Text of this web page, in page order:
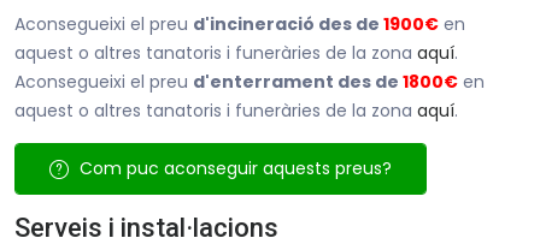
Aconsegueixi el preu d'incineració des de 1900€ en
aquest o altres tanatoris i funeràries de la zona aquí.
Aconsegueixi el preu d'enterrament des de 1800€ en
aquest o altres tanatoris i funeràries de la zona aquí.
Com puc aconseguir aquests preus?
Serveis i instal·lacions